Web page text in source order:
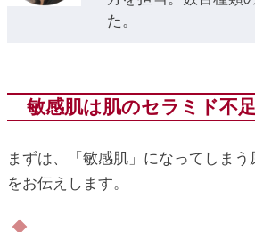
た。
敏感肌は肌のセラミド不
まずは、「敏感肌」になってしま
をお伝えします。